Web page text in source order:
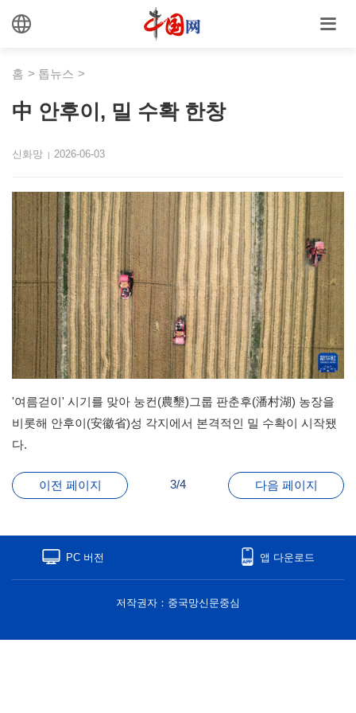
홈 > 톱뉴스 >
中 안후이, 밀 수확 한창
신화망 | 2026-06-03
'여름걷이' 시기를 맞아 눙컨(農墾)그룹 판춘후(潘村湖) 농장을
비롯해 안후이(安徽省)성 각지에서 본격적인 밀 수확이 시작됐
다.
이전 페이지 3/4 다음 페이지
PC 버전 앱 다운로드
저작권자：중국망신문중심